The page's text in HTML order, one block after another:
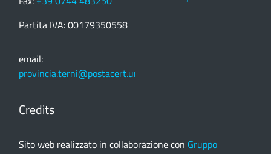
Partita IVA: 00179350558
email:
provincia.terni@postacert.umbria.it
Credits
Sito web realizzato in collaborazione con Gruppo